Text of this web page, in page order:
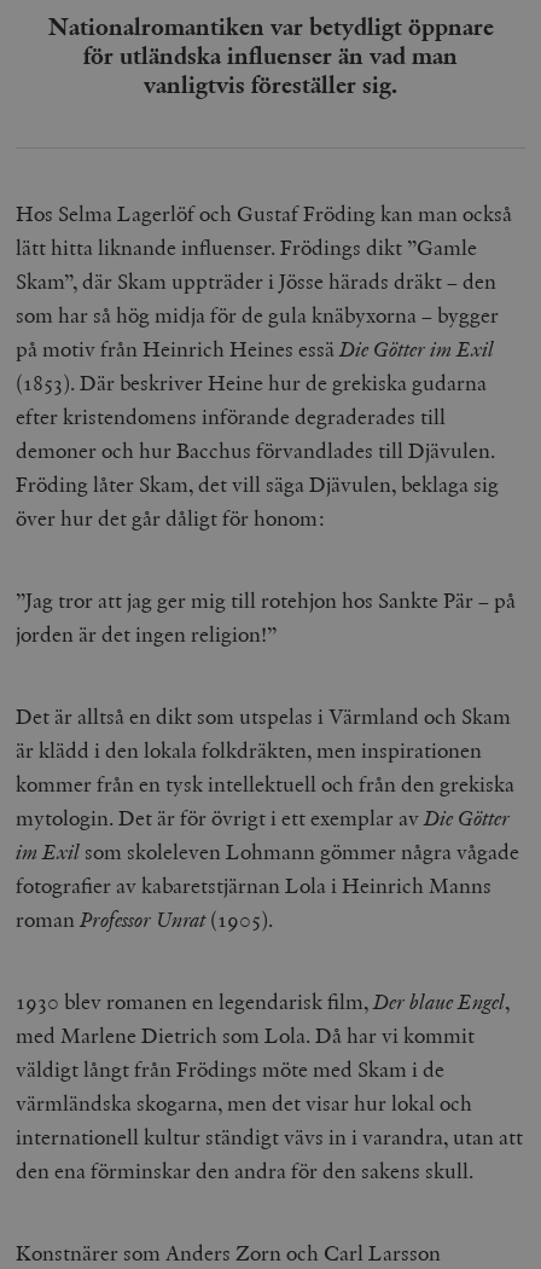
Nationalromantiken var betydligt öppnare
för utländska influenser än vad man
vanligtvis föreställer sig.
Hos Selma Lagerlöf och Gustaf Fröding kan man också
lätt hitta liknande influenser. Frödings dikt ”Gamle
Skam”, där Skam uppträder i Jösse härads dräkt – den
som har så hög midja för de gula knäbyxorna – bygger
på motiv från Heinrich Heines essäDie Götter im Exil
(1853). Där beskriver Heine hur de grekiska gudarna
efter kristendomens införande degraderades till
demoner och hur Bacchus förvandlades till Djävulen.
Fröding låter Skam, det vill säga Djävulen, beklaga sig
över hur det går dåligt för honom:
”Jag tror att jag ger mig till rotehjon hos Sankte Pär – på
jorden är det ingen religion!”
Det är alltså en dikt som utspelas i Värmland och Skam
är klädd i den lokala folkdräkten, men inspirationen
kommer från en tysk intellektuell och från den grekiska
mytologin. Det är för övrigt i ett exemplar avDie Götter
im Exil som skoleleven Lohmann gömmer några vågade
fotografier av kabaretstjärnan Lola i Heinrich Manns
romanProfessor Unrat(1905).
1930 blev romanen en legendarisk film,Der blaue Engel,
med Marlene Dietrich som Lola. Då har vi kommit
väldigt långt från Frödings möte med Skam i de
värmländska skogarna, men det visar hur lokal och
internationell kultur ständigt vävs in i varandra, utan att
den ena förminskar den andra för den sakens skull.
Konstnärer som Anders Zorn och Carl Larsson